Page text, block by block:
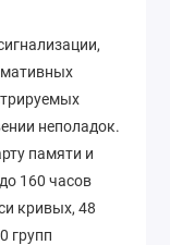
неполадок.
памяти и
160 часов
кривых, 48
групп